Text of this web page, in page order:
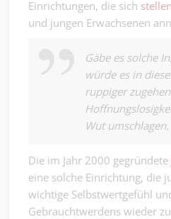
Einrichtungen, die sich
und jungen Erwachsenen
Gäbe es solche
würde es in
ruppiger
Wut umschlagen.
Die im Jahr 2000 gegründete
eine solche Einrichtung, die
wichtige Selbstwertgefühl
Gebrauchtwerdens wieder